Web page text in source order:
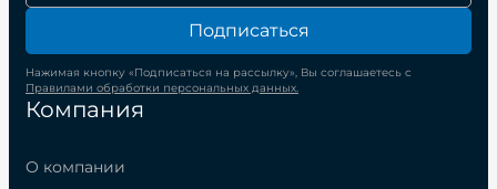
Компания
О компании
Подписаться
Нажимая кнопку «Подписаться на рассылку», Вы соглашаетесь с
Правилами обработки персональных данных.